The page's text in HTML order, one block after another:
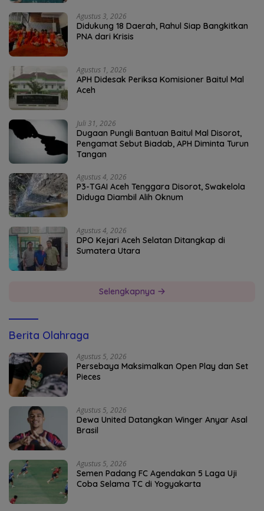
Agustus 3, 2026
Didukung 18 Daerah, Rahul Siap Bangkitkan
PNA dari Krisis
Agustus 1, 2026
APH Didesak Periksa Komisioner Baitul Mal
Aceh
Juli 31, 2026
Dugaan Pungli Bantuan Baitul Mal Disorot,
Pengamat Sebut Biadab, APH Diminta Turun
Tangan
Agustus 4, 2026
P3-TGAI Aceh Tenggara Disorot, Swakelola
Diduga Diambil Alih Oknum
Agustus 4, 2026
DPO Kejari Aceh Selatan Ditangkap di
Sumatera Utara
Selengkapnya
Berita Olahraga
Agustus 5, 2026
Persebaya Maksimalkan Open Play dan Set
Pieces
Agustus 5, 2026
Dewa United Datangkan Winger Anyar Asal
Brasil
Agustus 5, 2026
Semen Padang FC Agendakan 5 Laga Uji
Coba Selama TC di Yogyakarta